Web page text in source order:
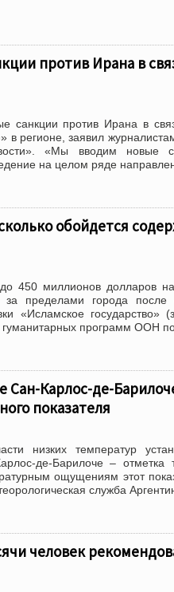
против Ирана в
санкции против Ирана в
в регионе, заявил
«Мы вводим новые
на целом ряде
обойдется
450 миллионов долларов
за пределами города после
«Исламское
программ ООН
Сан-Карлос-де-
показателя
низких температур
де-Барилоче –
ощущениям этот
служба
человек